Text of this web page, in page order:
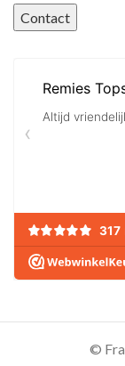
Contact
©